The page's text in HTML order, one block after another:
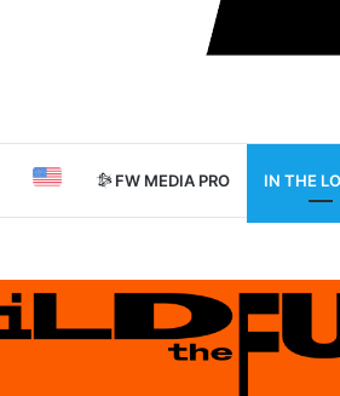
FW MEDIA PRO IN THE